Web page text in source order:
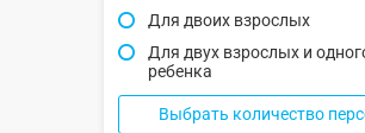
Для двоих взрослых
Для двух взрослых и
ребенка
Выбрать количество